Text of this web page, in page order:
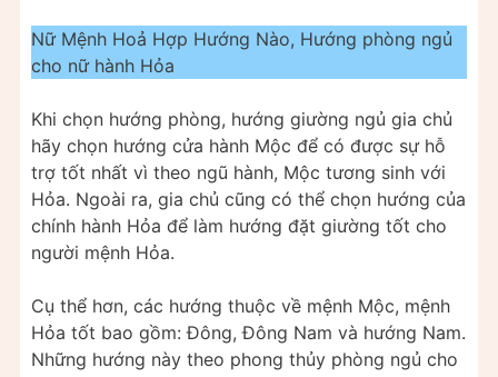
Nữ Mệnh Hoả Hợp Hướng Nào, Hướng phòng ngủ
cho nữ hành Hỏa
Khi chọn hướng phòng, hướng giường ngủ gia chủ
hãy chọn hướng cửa hành Mộc để có được sự hỗ
trợ tốt nhất vì theo ngũ hành, Mộc tương sinh với
Hỏa. Ngoài ra, gia chủ cũng có thể chọn hướng của
chính hành Hỏa để làm hướng đặt giường tốt cho
người mệnh Hỏa.
Cụ thể hơn, các hướng thuộc về mệnh Mộc, mệnh
Hỏa tốt bao gồm: Đông, Đông Nam và hướng Nam.
Những hướng này theo phong thủy phòng ngủ cho